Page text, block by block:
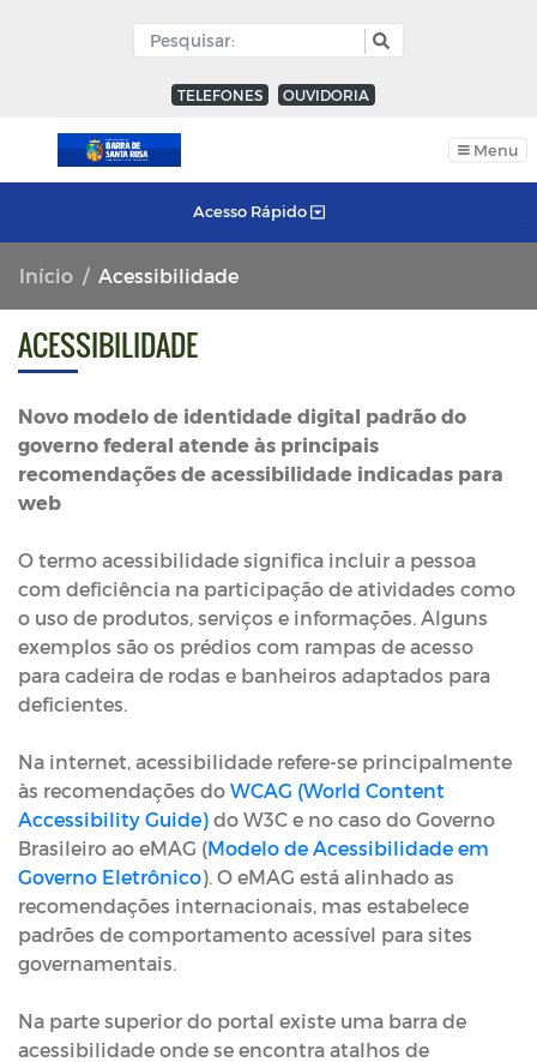
TELEFONES OUVIDORIA
Menu
Acesso Rápido
Início Acessibilidade
ACESSIBILIDADE
Novo modelo de identidade digital padrão do
governo federal atende às principais
recomendações de acessibilidade indicadas para
web
O termo acessibilidade significa incluir a pessoa
com deficiência na participação de atividades como
o uso de produtos, serviços e informações. Alguns
exemplos são os prédios com rampas de acesso
para cadeira de rodas e banheiros adaptados para
deficientes.
Na internet, acessibilidade refere-se principalmente
às recomendações do WCAG (World Content
Accessibility Guide) do W3C e no caso do Governo
Brasileiro ao eMAG (Modelo de Acessibilidade em
Governo Eletrônico). O eMAG está alinhado as
recomendações internacionais, mas estabelece
padrões de comportamento acessível para sites
governamentais.
Na parte superior do portal existe uma barra de
acessibilidade onde se encontra atalhos de